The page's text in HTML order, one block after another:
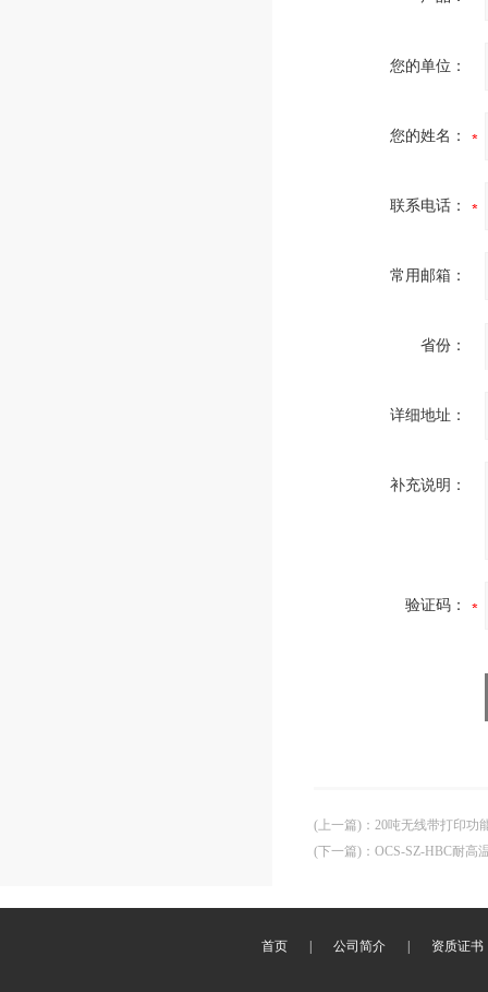
您的单位：
您的姓名：
联系电话：
常用邮箱：
省份：
详细地址：
补充说明：
验证码：
(上一篇) ： 20吨无线带打印功
(下一篇) ： OCS-SZ-HBC耐高
首页 公司简介 资质证书